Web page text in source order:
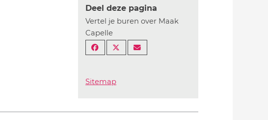
Deel deze pagina
Vertel je buren over Maak
Capelle
Sitemap